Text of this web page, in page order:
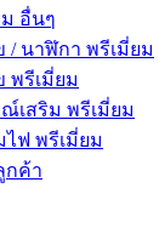
อื่นๆ
/ นาฬิกา พรีเมี่ยม
พรีเมี่ยม
เสริม พรีเมี่ยม
ฟ พรีเมี่ยม
กค้า